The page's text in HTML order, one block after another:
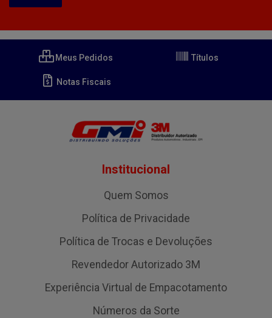
Meus Pedidos Títulos
Notas Fiscais
Institucional
Quem Somos
Política de Privacidade
Política de Trocas e Devoluções
Revendedor Autorizado 3M
Experiência Virtual de Empacotamento
Números da Sorte